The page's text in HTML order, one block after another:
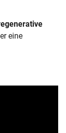
eine